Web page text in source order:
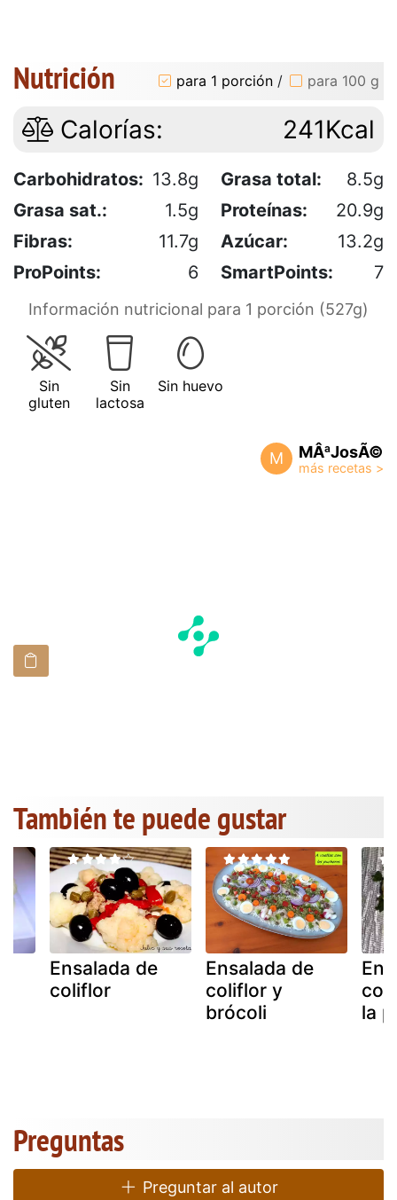
Nutrición para 1 porción / para 100 g
Calorías: 241Kcal
Carbohidratos: 13.8g Grasa total:
8.5g
Grasa sat.:
1.5g Proteínas:
20.9g
Fibras:
11.7g Azúcar:
13.2g
ProPoints:
6 SmartPoints: 7
Información nutricional para 1 porción (527g)
Sin
gluten
Sin
lactosa
Sin huevo
M MÂªJosÃ©
También te puede gustar
Ensalada de
coliflor
Ensalada de
coliflor y
brócoli
la
Preguntas
Preguntar al autor